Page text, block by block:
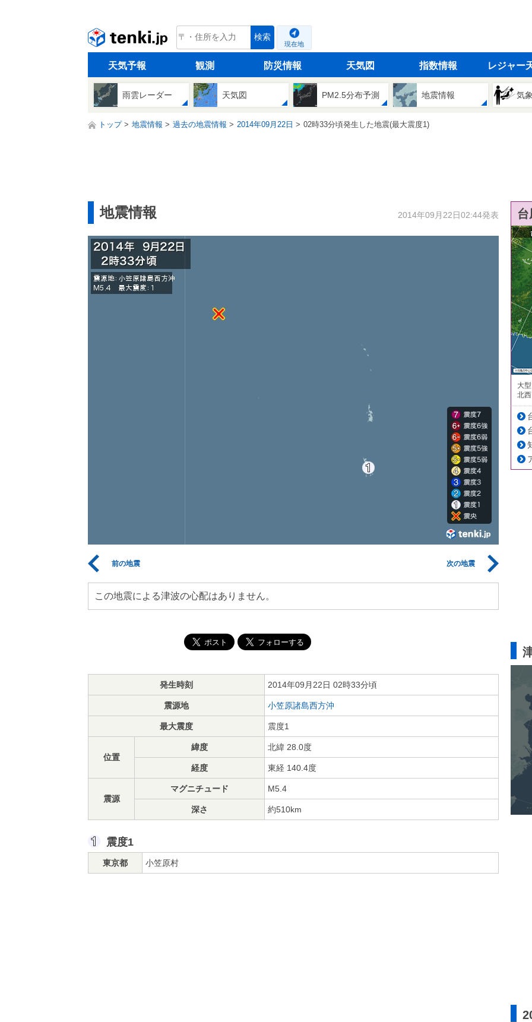
tenki.jp 検索
現在地
天気予報 観測 防災情報 天気図 指数情報 レジャー
雨雲レーダー 天気図 PM2.5分布予測 地震情報 気
トップ 地震情報 過去の地震情報 2014年09月22日 02時33分頃発生した地震(最大震度1)
地震情報 2014年09月22日02:44発表
前の地震 次の地震
この地震による津波の心配はありません。
発生時刻 2014年09月22日 02時33分頃
震源地 小笠原諸島西方沖
最大震度 震度1
位置
緯度 北緯 28.0度
経度 東経 140.4度
震源
マグニチュード M5.4
深さ 約510km
震度1
東京都 小笠原村
大
北